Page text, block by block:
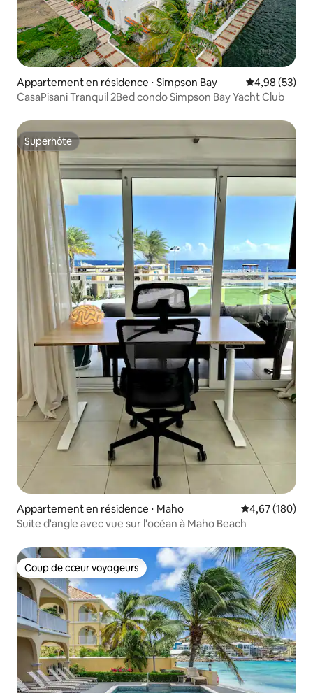
Appartement en résidence ⋅ Simpson Bay Évaluation
4,98 (53)
CasaPisani Tranquil 2Bed condo Simpson Bay Yacht Club
Superhôte
Superhôte
Appartement en résidence ⋅ Maho Évaluation
4,67 (180)
Suite d'angle avec vue sur l'océan à Maho Beach
Coup de cœur voyageurs
Coup de cœur voyageurs